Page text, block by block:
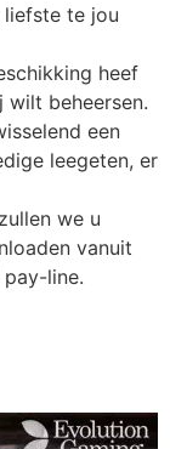
te jou
heef
wilt beheersen.
een
leegeten, er
we u
vanuit
line.